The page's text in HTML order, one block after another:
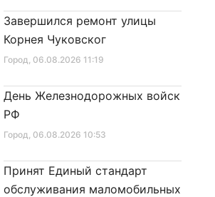
Город, 10.01.2026 16:46
Александр Беглов подписал
в Закон Санкт‑Петербурга
«Социальный кодекс
Город, 06.08.2026 11:19
Завершился ремонт улицы
Корнея Чуковског
Город, 06.08.2026 10:53
День Железнодорожных войск
РФ
Принят Единый стандарт
обслуживания маломобильных